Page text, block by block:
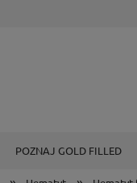
POZNAJ GOLD FILLED